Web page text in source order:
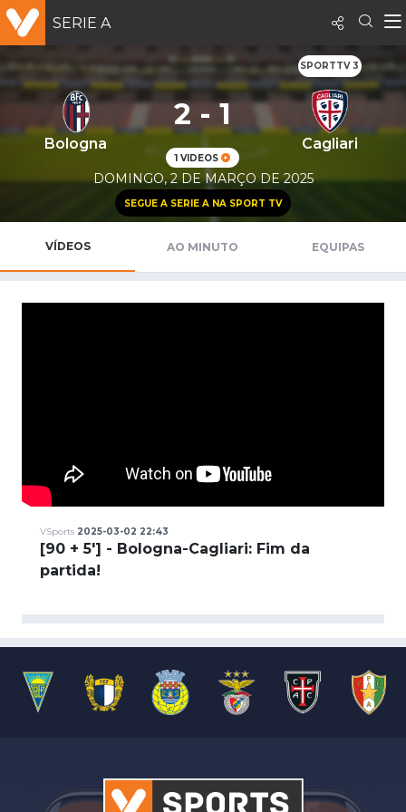
SERIE A
SPORTTV 3
Bologna
2 - 1
1 VIDEOS
Cagliari
DOMINGO, 2 DE MARÇO DE 2025
SEGUE A SERIE A NA SPORT TV
VÍDEOS AO MINUTO EQUIPAS
VSports 2025-03-02 22:43
[90 + 5'] - Bologna-Cagliari: Fim da
partida!